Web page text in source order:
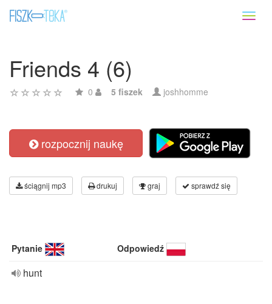
Friends 4 (6)
0 5 fiszek joshhomme
rozpocznij naukę
ściągnij mp3 drukuj graj sprawdź się
Pytanie Odpowiedź
hunt